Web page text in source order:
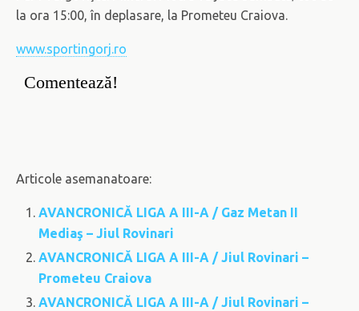
la ora 15:00, în deplasare, la Prometeu Craiova.
www.sportingorj.ro
Comentează!
Articole asemanatoare:
AVANCRONICĂ LIGA A III-A / Gaz Metan II
Mediaş – Jiul Rovinari
AVANCRONICĂ LIGA A III-A / Jiul Rovinari –
Prometeu Craiova
AVANCRONICĂ LIGA A III-A / Jiul Rovinari –